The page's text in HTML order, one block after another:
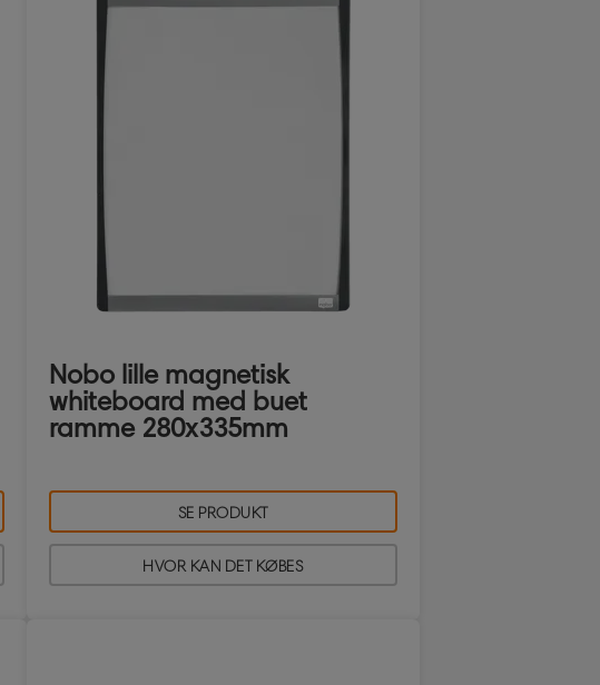
Nobo lille magnetisk
whiteboard med buet
ramme 280x335mm
SE PRODUKT
HVOR KAN DET KØBES